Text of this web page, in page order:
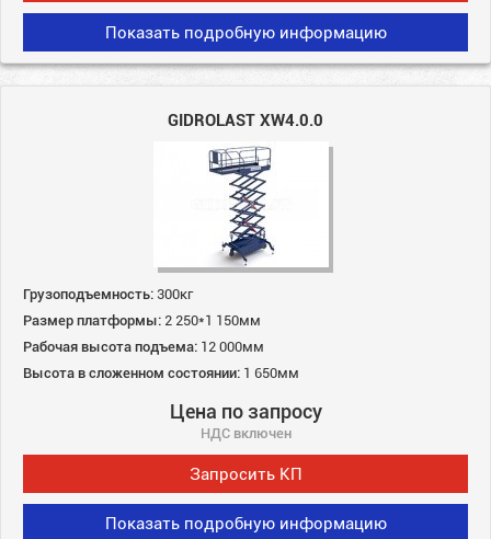
Показать подробную информацию
GIDROLAST XW4.0.0
Грузоподъемность: 300кг
Размер платформы: 2 250*1 150мм
Рабочая высота подъема: 12 000мм
Высота в сложенном состоянии: 1 650мм
Цена по запросу
НДС включен
Запросить КП
Показать подробную информацию